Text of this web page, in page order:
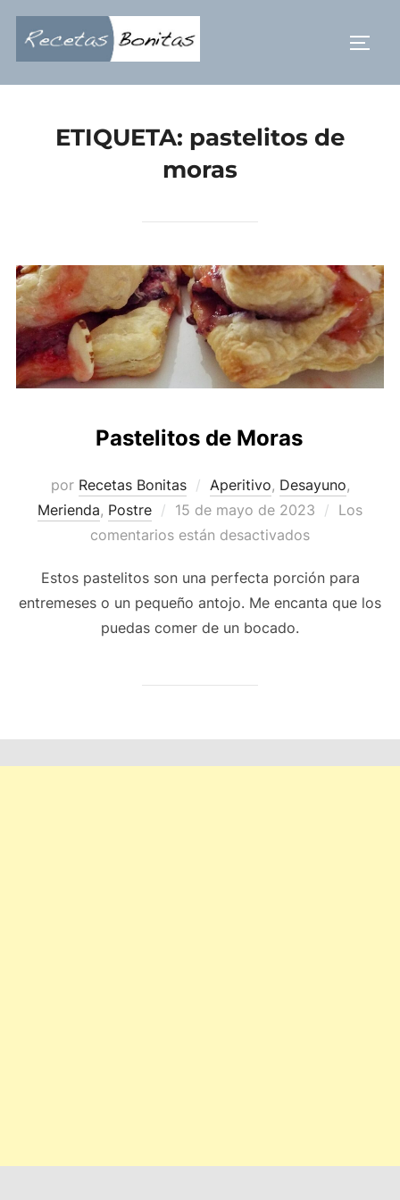
Saltar
contenido
ETIQUETA: pastelitos de
moras
Pastelitos de Moras
por Recetas Bonitas Aperitivo, Desayuno,
Merienda, Postre
Publicado
el
15 de mayo de 2023
Los
comentarios están desactivados
Estos pastelitos son una perfecta porción para
entremeses o un pequeño antojo. Me encanta que los
puedas comer de un bocado.